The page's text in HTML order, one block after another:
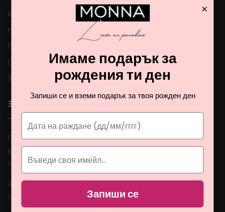
Как мога да платя?
Начини на доставка
Проблеми с доставката
Общи условия
Защита на личните данни
ЗА НАС
0 888 0 66662
Монна Интернешънъл ЕООД, ЕИК: BG206774951
Раб. време: Пoн - Пет 09:00ч. - 18:00ч.
Адрес: гр. София, ул. Гео Милев 15, България Email:
customers@monna.bg
×
Имаме подарък за
рождения ти ден
Запиши се и вземи подарък за твоя рожден ден
Запиши се